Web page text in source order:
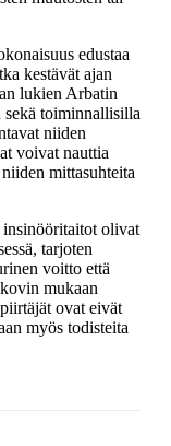
edustaa
kestävät ajan
lukien Arbatin
sekä toiminnallisilla
niiden
voivat nauttia
mittasuhteita
olivat
tarjoten
voitto että
mukaan
ovat eivät
myös todisteita